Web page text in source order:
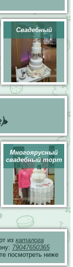
Свадебный
»
Многоярусный
свадебный торт
из каталога
79047650365
посмотреть ниже